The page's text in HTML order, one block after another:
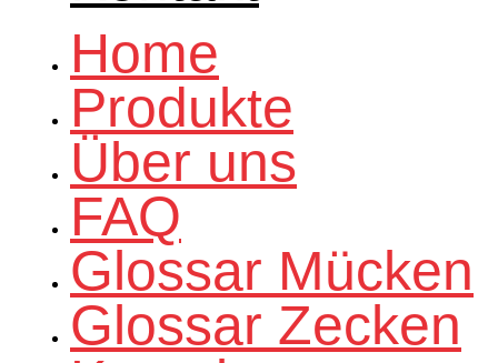
Home
Produkte
Über uns
FAQ
Glossar Mücken
Glossar Zecken